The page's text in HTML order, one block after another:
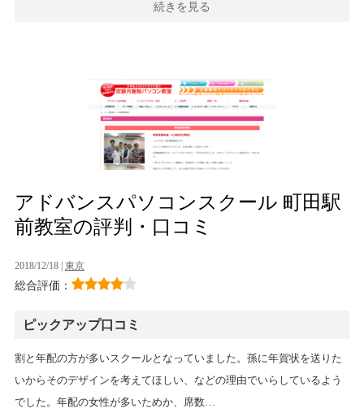
続きを見る
アドバンスパソコンスクール 町田駅
前教室の評判・口コミ
2018/12/18 | 東京
総合評価：
ピックアップ口コミ
割と年配の方が多いスクールとなっていました。孫に年賀状を送りた
いからそのデザインを考えてほしい、などの理由でいらしているよう
でした。年配の女性が多いためか、席数…